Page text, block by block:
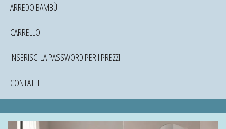
ARREDO BAMBÙ
CARRELLO
INSERISCI LA PASSWORD PER I PREZZI
CONTATTI